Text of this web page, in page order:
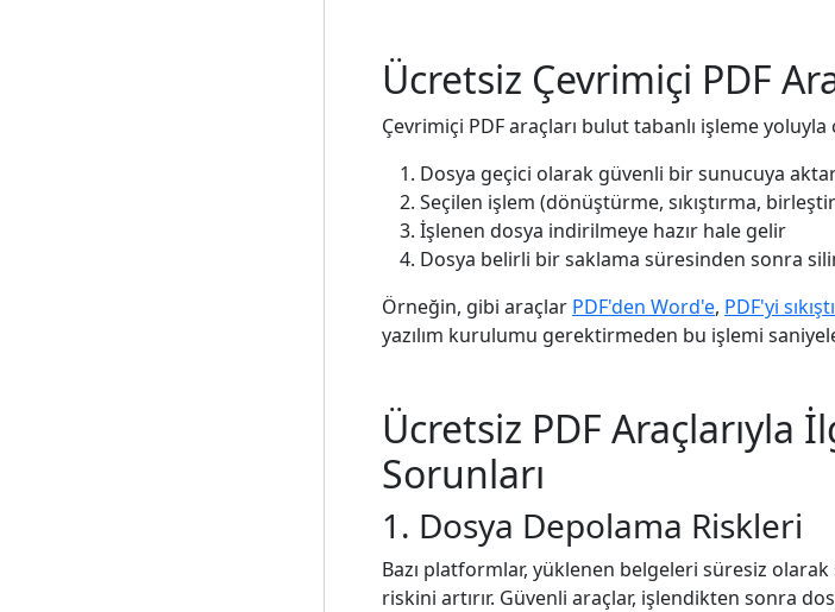
Ücretsiz Çevrimiçi PDF
Çevrimiçi PDF araçları bulut tabanlı işleme yoluyla
Dosya geçici olarak güvenli bir sunucuya
Seçilen işlem (dönüştürme, sıkıştırma,
İşlenen dosya indirilmeye hazır hale gelir
Dosya belirli bir saklama süresinden sonra
Örneğin, gibi araçlar PDF'den Word'e, PDF'yi
yazılım kurulumu gerektirmeden bu işlemi
Ücretsiz PDF Araçlarıyla
Sorunları
1. Dosya Depolama Riskleri
Bazı platformlar, yüklenen belgeleri süresiz olarak
riskini artırır. Güvenli araçlar, işlendikten sonra